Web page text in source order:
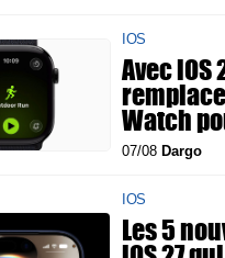
IOS
Avec iOS
Watch
07/08 Dargo
IOS
Les 5